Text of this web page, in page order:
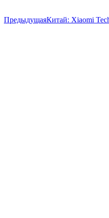
ПредыдущаяПредыдущая
Китай: Xiaomi